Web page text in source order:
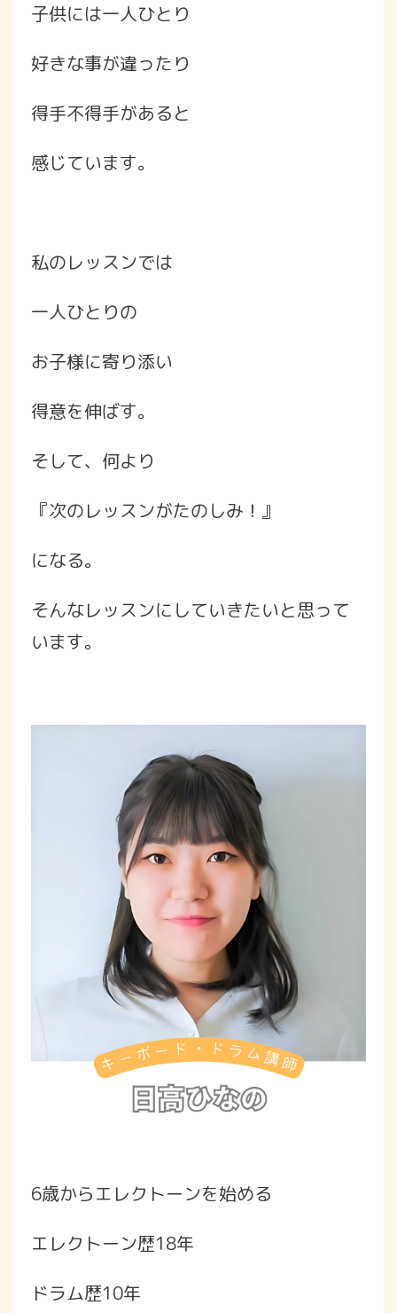
子供には一人ひとり
好きな事が違ったり
得手不得手があると
感じています。
私のレッスンでは
一人ひとりの
お子様に寄り添い
得意を伸ばす。
そして、何より
『次のレッスンがたのしみ！』
になる。
そんなレッスンにしていきたいと思って
います。
6歳からエレクトーンを始める
エレクトーン歴18年
ドラム歴10年